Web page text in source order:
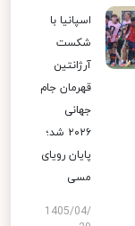
اسپانیا با
شکست
آرژانتین
قهرمان جام
جهانی
۲۰۲۶ شد؛
پایان رویای
مسی
1405/04/